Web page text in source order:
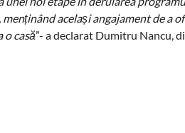
același angajament de a
o casă”- a declarat Dumitru Nancu,